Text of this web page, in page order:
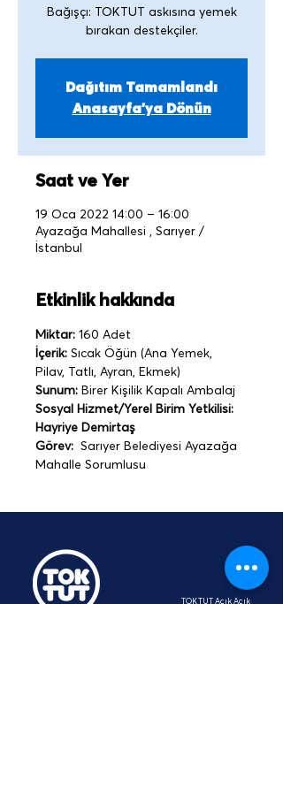
Bağışçı: TOKTUT askısına yemek
Dağıtım Tamamlandı
Anasayfa'ya Dönün
Saat ve Yer
19 Oca 2022 14:00 – 16:00
Ayazağa Mahallesi , Sarıyer /
İstanbul
Etkinlik hakkında
Miktar: 160 Adet
İçerik: Sıcak Öğün (Ana Yemek,
Pilav, Tatlı, Ayran, Ekmek)
Sunum: Birer Kişilik Kapalı Ambalaj
Sosyal Hizmet/Yerel Birim Yetkilisi:
Hayriye Demirtaş
Görev: Sarıyer Belediyesi Ayazağa
Mahalle Sorumlusu
TOKTUT Açık Açık